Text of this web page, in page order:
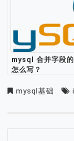
mysql 合并字段
怎么写？
mysql基础